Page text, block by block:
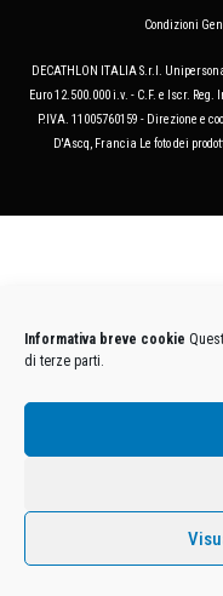
Informativa breve cookie
di terze parti.
Condizioni
DECATHLON ITALIA S.r.l.
Euro 12.500.000 i.v. - C.F. e Iscr.
P.IVA. 11005760159 - Direzione e
D'Ascq, Francia Le foto dei